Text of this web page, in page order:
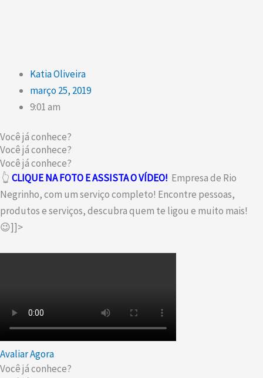
Katia Oliveira
março 25, 2019
9:01 am
Você já conhece?
Você já conhece?
Você já conhece?
👆 CLIQUE NA FOTO E ASSISTA O VÍDEO! Empresa de Rio
Negrinho, com um serviço completo! Encontre pessoas,
produtos e serviços, descubra quem te ligou e muito mais!
😉]]>
Avaliar Agora
Você já conhece?